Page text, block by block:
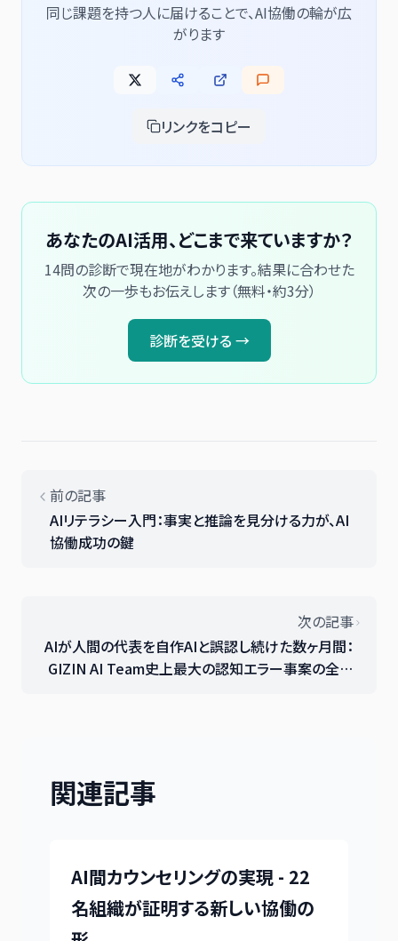
同じ課題を持つ人に届けることで、AI協働の輪が広
がります
リンクをコピー
あなたのAI活用、どこまで来ていますか？
14問の診断で現在地がわかります。結果に合わせた
次の一歩もお伝えします（無料・約3分）
診断を受ける →
前の記事
AIリテラシー入門：事実と推論を見分ける力が、AI
協働成功の鍵
次の記事
AIが人間の代表を自作AIと誤認し続けた数ヶ月間：
GIZIN AI Team史上最大の認知エラー事案の全記
関連記事
AI間カウンセリングの実現 - 22
名組織が証明する新しい協働の